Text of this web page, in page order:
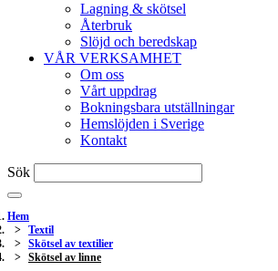
Lagning & skötsel
Återbruk
Slöjd och beredskap
VÅR VERKSAMHET
Om oss
Vårt uppdrag
Bokningsbara utställningar
Hemslöjden i Sverige
Kontakt
Sök
Hem
Textil
Skötsel av textilier
Skötsel av linne